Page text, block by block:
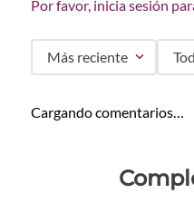
Por favor, inicia sesión
Más reciente
Cargando comentarios…